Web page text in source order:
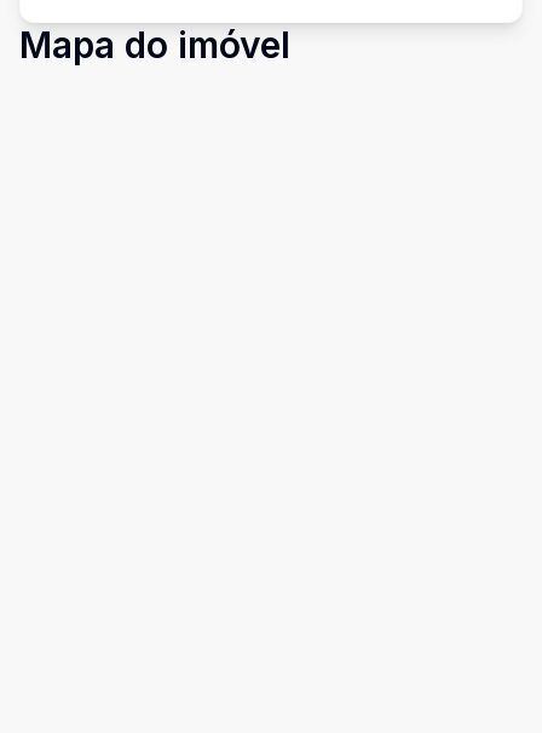
Mapa do imóvel